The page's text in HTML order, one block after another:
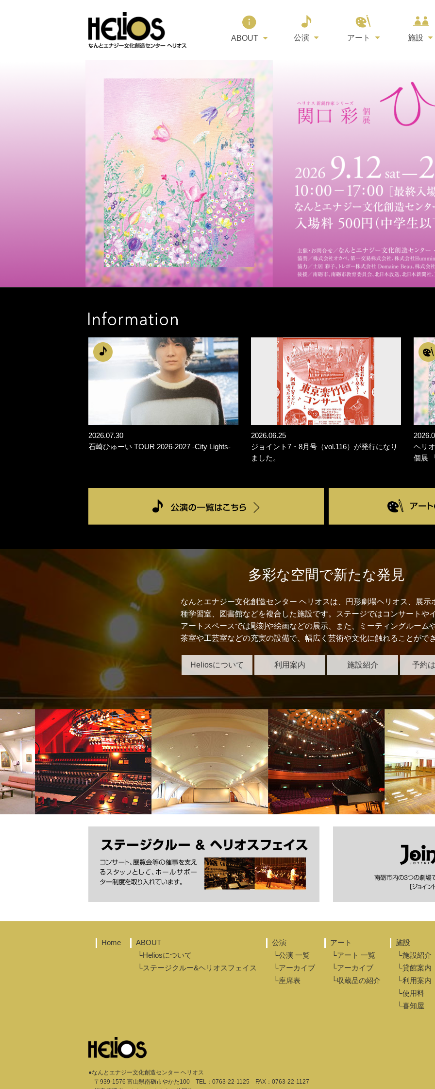
ABOUT 公演 アート 施設
2026.07.30
石崎ひゅーい TOUR 2026-2027 -City Lights-
2026.06.25
ジョイント7・8月号（vol.116）が発行になり
ました。
ヘリ
個展
多彩な空間で新たな発見
なんとエナジー文化創造センター ヘリオスは、円形劇場ヘリオス、展示
種学習室、図書館などを複合した施設です。ステージではコンサートや
アートスペースでは彫刻や絵画などの展示、また、ミーティングルーム
茶室や工芸室などの充実の設備で、幅広く芸術や文化に触れることがで
Heliosについて 利用案内 施設紹介 予約
Home ABOUT
└Heliosについて
└ステージクルー&ヘリオスフェイス
公演
└公演 一覧
└アーカイブ
└座席表
アート
└アート 一覧
└アーカイブ
└収蔵品の紹介
施設
└施設紹介
└貸館案内
└利用案内
└使用料
└喜知屋
●なんとエナジー文化創造センター ヘリオス
〒939-1576 富山県南砺市やかた100 TEL： 0763-22-1125
FAX：0763-22-1127